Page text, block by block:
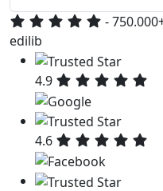
-
edilib
4.9
4.6